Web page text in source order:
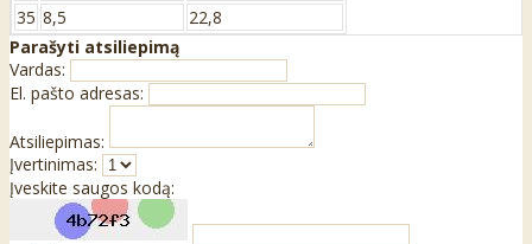
35 8,5
22,8
Parašyti atsiliepimą
Vardas:
El. pašto adresas:
Atsiliepimas:
Įvertinimas:
Įveskite saugos kodą: